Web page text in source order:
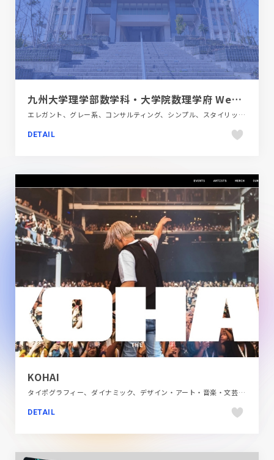
九州大学理学部数学科・大学院数理学府 Webサイトリニューアル
エレガント、グレー系、コンサルティング、シンプル、スタイリッシュ、ブランド・サービスサイト、ブルー系、大きめ写真、教育・学校
DETAIL
KOHAI
タイポグラフィー、ダイナミック、デザイン・アート・音楽・文芸、ブラック系 、ポップ、商業施設・レジャー、大きめ写真、施設・店舗サイト
DETAIL